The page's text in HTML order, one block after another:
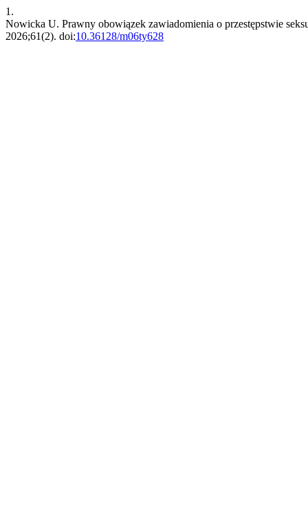
1.
Nowicka U. Prawny obowiązek zawiadomienia o przestępstwie
2026;61(2). doi:10.36128/m06ty628